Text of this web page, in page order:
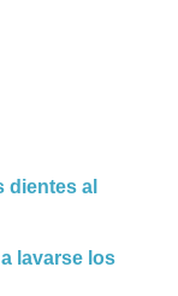
dientes al
lavarse los